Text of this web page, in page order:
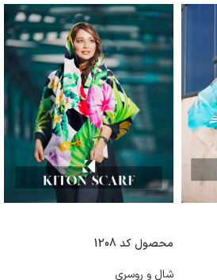
محصول کد 1208
شال و روسری